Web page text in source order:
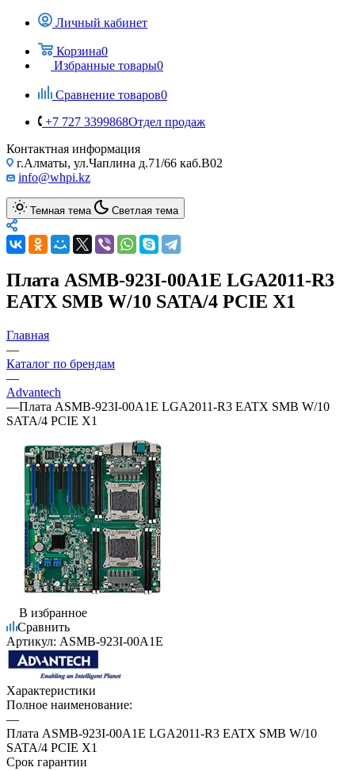
Личный кабинет
Корзина0
Избранные товары0
Сравнение товаров0
+7 727 3399868Отдел продаж
Контактная информация
г.Алматы, ул.Чаплина д.71/66 каб.B02
info@whpi.kz
Темная тема Светлая тема
Плата ASMB-923I-00A1E LGA2011-R3
EATX SMB W/10 SATA/4 PCIE X1
Главная
—
Каталог по брендам
—
Advantech
—Плата ASMB-923I-00A1E LGA2011-R3 EATX SMB W/10
SATA/4 PCIE X1
В избранное
Сравнить
Артикул: ASMB-923I-00A1E
Характеристики
Полное наименование:
—
Плата ASMB-923I-00A1E LGA2011-R3 EATX SMB W/10
SATA/4 PCIE X1
Срок гарантии